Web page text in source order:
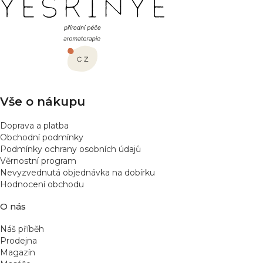
Z
á
Vše o nákupu
Doprava a platba
Obchodní podmínky
Podmínky ochrany osobních údajů
Věrnostní program
Nevyzvednutá objednávka na dobírku
Hodnocení obchodu
O nás
Náš příběh
Prodejna
Magazín